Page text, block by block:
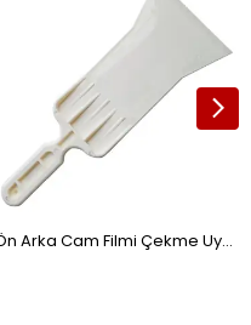
Ön Arka Cam Filmi Çekme Uygulama Aparatı Uzun Bulldozer Çekçek